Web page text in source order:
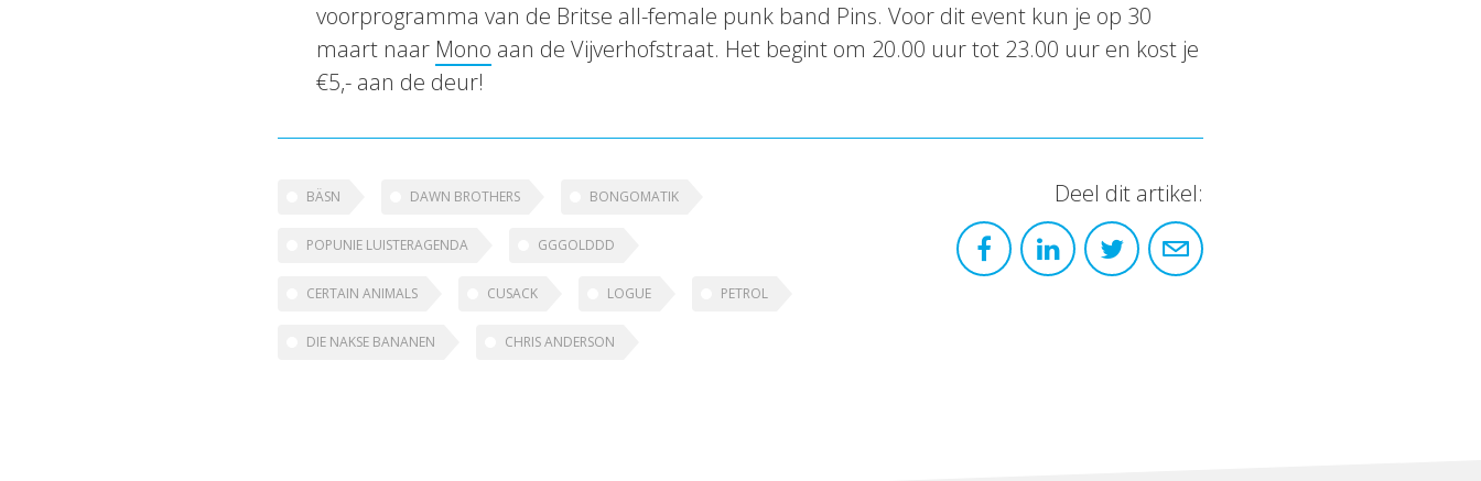
voorprogramma van de Britse all-female punk band Pins. Voor dit event kun je op 30
maart naar Mono aan de Vijverhofstraat. Het begint om 20.00 uur tot 23.00 uur en kost je
€5,- aan de deur!
BÄSN DAWN BROTHERS BONGOMATIK
POPUNIE LUISTERAGENDA GGGOLDDD
CERTAIN ANIMALS CUSACK LOGUE PETROL
DIE NAKSE BANANEN CHRIS ANDERSON
Deel dit artikel: